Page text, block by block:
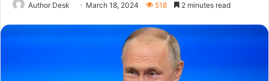
Author Desk March 18, 2024 518 2 minutes read